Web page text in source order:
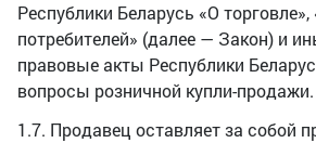
Республики Беларусь «О
потребителей» (далее — Закон) и
правовые акты Республики
вопросы розничной купли-продажи.
1.7. Продавец оставляет за собой